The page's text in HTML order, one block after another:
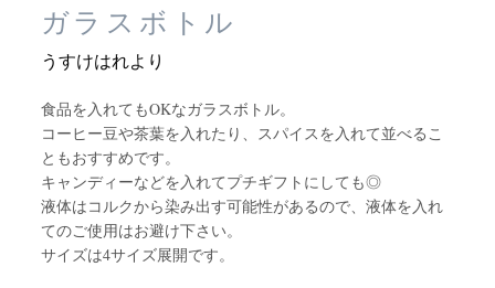
ガラスボトル
うすけはれより
食品を入れてもOKなガラスボトル。
コーヒー豆や茶葉を入れたり、スパイスを入れて並べるこ
ともおすすめです。
キャンディーなどを入れてプチギフトにしても◎
液体はコルクから染み出す可能性があるので、液体を入れ
てのご使用はお避け下さい。
サイズは4サイズ展開です。